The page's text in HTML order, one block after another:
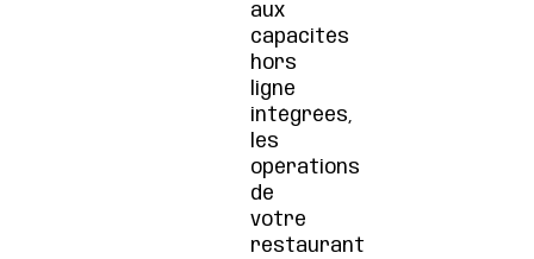
aux
capacités
hors
ligne
intégrées,
les
opérations
de
votre
restaurant